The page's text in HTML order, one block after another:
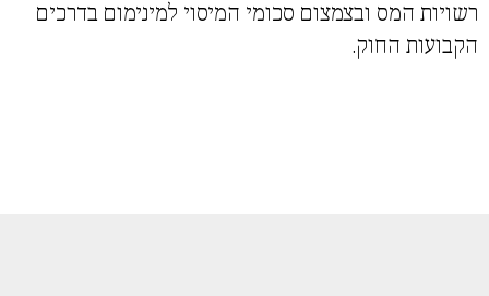
רשויות המס ובצמצום סכומי המיסוי למינימום בדרכים
הקבועות החוק.